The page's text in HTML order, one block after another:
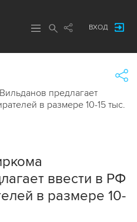
ВХОД
предлагает
в размере 10-15 тыс.
ввести в РФ
в размере 10-